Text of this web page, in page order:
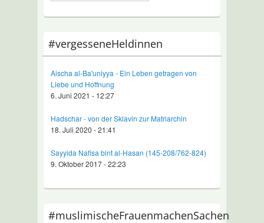
#vergesseneHeldinnen
Aischa al-Ba'uniyya - Ein Leben getragen von
Liebe und Hoffnung
6. Juni 2021 - 12:27
Hadschar - von der Sklavin zur Matriarchin
18. Juli 2020 - 21:41
Sayyida Nafisa bint al-Hasan (145-208/762-824)
9. Oktober 2017 - 22:23
#muslimischeFrauenmachenSachen